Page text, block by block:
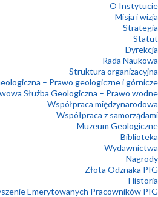
O Instytucie
Misja i wizja
Strategia
Statut
Dyrekcja
Rada Naukowa
Struktura organizacyjna
– Prawo geologiczne i górnicze
Służba Geologiczna – Prawo wodne
Współpraca międzynarodowa
Współpraca z samorządami
Muzeum Geologiczne
Biblioteka
Wydawnictwa
Nagrody
Złota Odznaka PIG
Historia
Emerytowanych Pracowników PIG